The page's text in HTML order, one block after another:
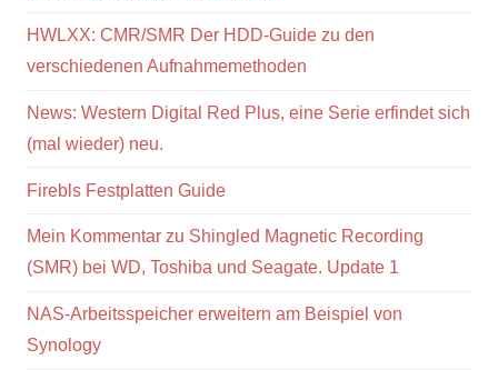
HWLXX: CMR/SMR Der HDD-Guide zu den
verschiedenen Aufnahmemethoden
News: Western Digital Red Plus, eine Serie erfindet sich
(mal wieder) neu.
Firebls Festplatten Guide
Mein Kommentar zu Shingled Magnetic Recording
(SMR) bei WD, Toshiba und Seagate. Update 1
NAS-Arbeitsspeicher erweitern am Beispiel von
Synology